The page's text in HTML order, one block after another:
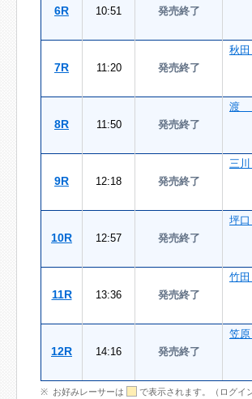
6R 10:51 発売終了
7R 11:20 発売終了
秋
8R 11:50 発売終了
渡
9R 12:18 発売終了
三
10R 12:57 発売終了
坪
11R 13:36 発売終了
竹
12R 14:16 発売終了
笠
お好みレーサーは
で表示されます。（ログイ